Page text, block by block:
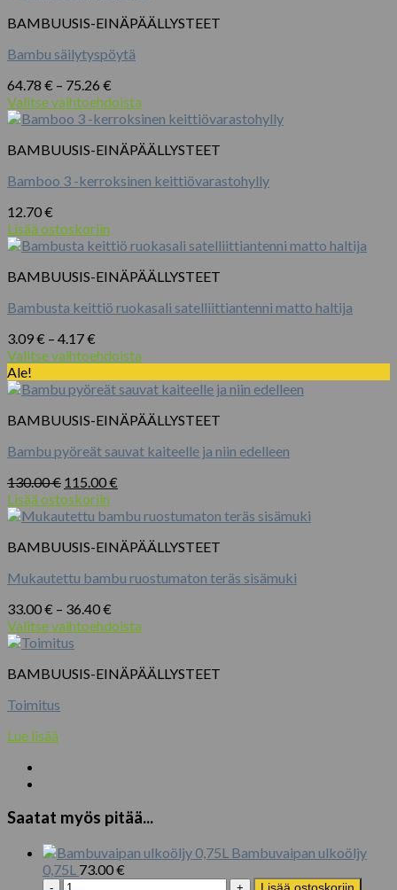
BAMBUUSIS-EINÄPÄÄLLYSTEET
Bambu säilytyspöytä
64.78 € – 75.26 €
64.78 €
-
Valitse vaihtoehdoista
Tällä
on
muunnelma.
tehdä
valinnat
tuotteen
sivulla.
BAMBUUSIS-EINÄPÄÄLLYSTEET
Bamboo 3 -kerroksinen keittiövarastohylly
12.70€
Lisää ostoskoriin
BAMBUUSIS-EINÄPÄÄLLYSTEET
Bambusta keittiö ruokasali satelliittiantenni matto haltija
3.09€ – 4.17€
3.09 €
4.17 €
Valitse vaihtoehdoista
Tällä
tuotteella
useampi
Voit
valinnat
tuotteen
sivulla.
Ale!
BAMBUUSIS-EINÄPÄÄLLYSTEET
Bambu pyöreät sauvat kaiteelle ja niin edelleen
130.00€ Alkuperäinen
hinta
oli:
115.00€
on:
Lisää ostoskoriin
BAMBUUSIS-EINÄPÄÄLLYSTEET
Mukautettu bambu ruostumaton teräs sisämuki
33.00€ – 36.40€
33.00 €
Valitse vaihtoehdoista
Tällä
on
muunnelma.
tehdä
tuotteen
sivulla.
BAMBUUSIS-EINÄPÄÄLLYSTEET
Toimitus
Lue lisää
Saatat myös pitää...
Bambuvaipan ulkoöljy
0,75L 73.00€
Bambuvaipan